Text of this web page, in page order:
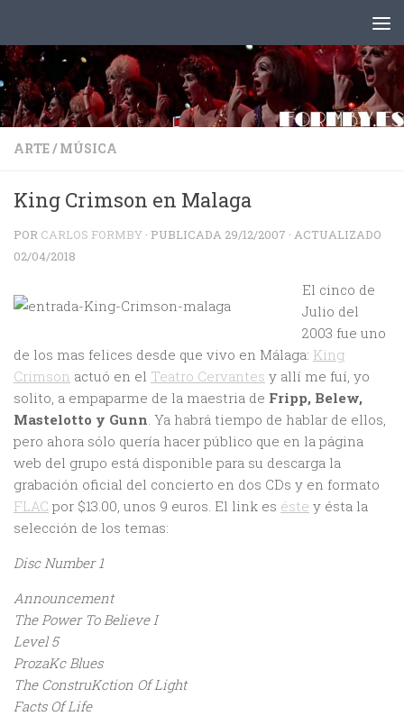
ARTE/ MÚSICA
King Crimson en Malaga
POR CARLOS FORMBY · PUBLICADA 29/12/2007 · ACTUALIZADO
02/04/2018
El cinco de
Julio del
2003 fue uno
de los mas felices desde que vivo en Málaga: King
Crimson actuó en el Teatro Cervantes y allí me fuí, yo
solito, a empaparme de la maestria de Fripp, Belew,
Mastelotto y Gunn. Ya habrá tiempo de hablar de ellos,
pero ahora sólo quería hacer público que en la página
web del grupo está disponible para su descarga la
grabación oficial del concierto en dos CDs y en formato
FLAC por $13.00, unos 9 euros. El link es éste y ésta la
selección de los temas:
Disc Number 1
Announcement
The Power To Believe I
Level 5
ProzaKc Blues
The ConstruKction Of Light
Facts Of Life